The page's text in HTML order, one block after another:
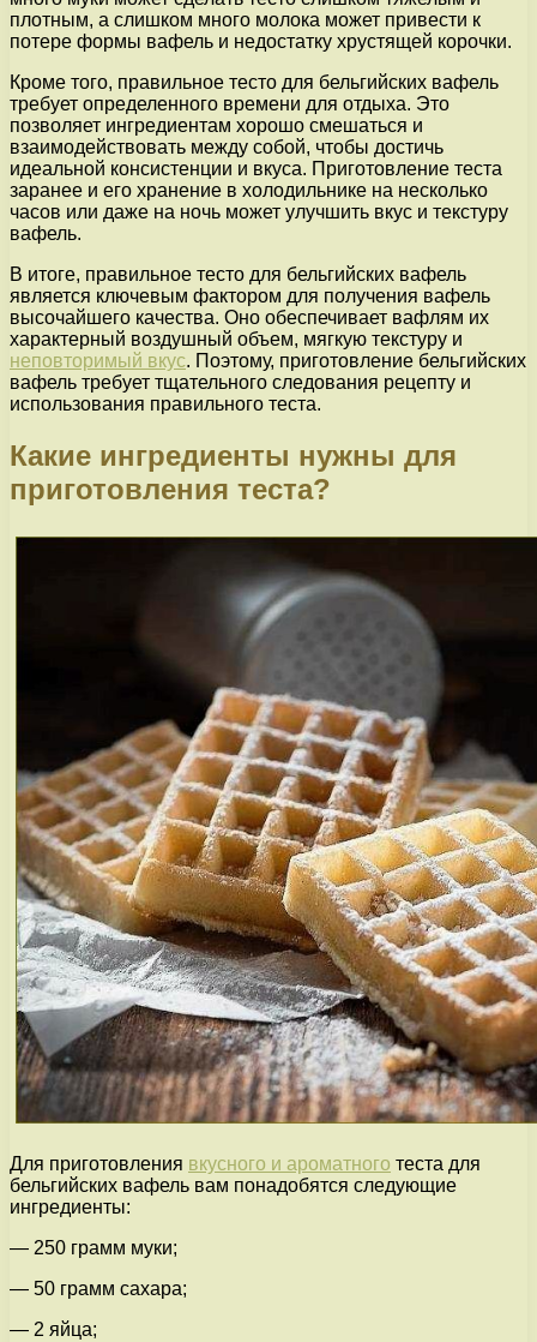
плотным, а слишком много молока может привести к
потере формы вафель и недостатку хрустящей корочки.
Кроме того, правильное тесто для бельгийских вафель
требует определенного времени для отдыха. Это
позволяет ингредиентам хорошо смешаться и
взаимодействовать между собой, чтобы достичь
идеальной консистенции и вкуса. Приготовление теста
заранее и его хранение в холодильнике на несколько
часов или даже на ночь может улучшить вкус и текстуру
вафель.
В итоге, правильное тесто для бельгийских вафель
является ключевым фактором для получения вафель
высочайшего качества. Оно обеспечивает вафлям их
характерный воздушный объем, мягкую текстуру и
неповторимый вкус. Поэтому, приготовление бельгийских
вафель требует тщательного следования рецепту и
использования правильного теста.
Какие ингредиенты нужны для
приготовления теста?
Для приготовления вкусного и ароматного теста для
бельгийских вафель вам понадобятся следующие
ингредиенты:
— 250 грамм муки;
— 50 грамм сахара;
— 2 яйца;